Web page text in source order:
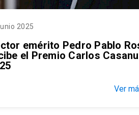
2025
emérito Pedro Pablo
el Premio Carlos
Ver